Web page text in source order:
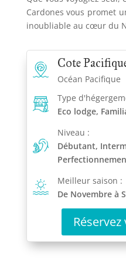
Cardones vous promet
inoubliable au cœur du
Cote
Océan Pacifique
Type
Eco lodge,
Niveau :
Débutant,
Meilleur saison :
De Novembre à